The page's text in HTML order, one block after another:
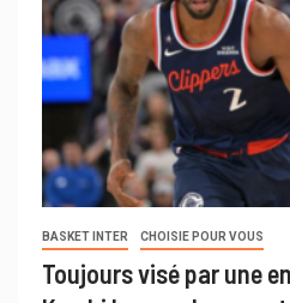
BASKET INTER CHOISIE POUR VOUS
Toujours visé par une